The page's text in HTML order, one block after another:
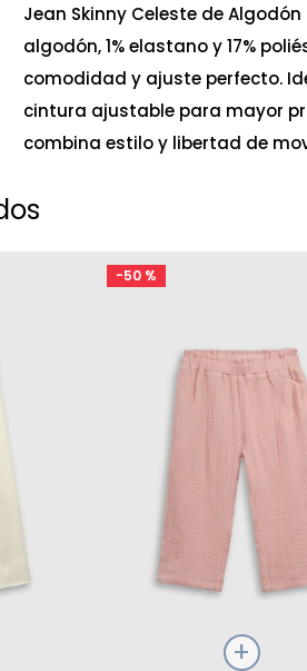
Jean Skinny Celeste de
algodón, 1% elastano y 17%
comodidad y ajuste perfecto.
cintura ajustable para mayor
combina estilo y libertad de
-50 %